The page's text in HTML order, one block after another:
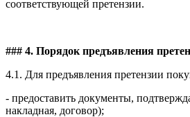
соответствующей претензии.
### 4. Порядок предъявления
4.1. Для предъявления претензии
- предоставить документы,
накладная, договор);